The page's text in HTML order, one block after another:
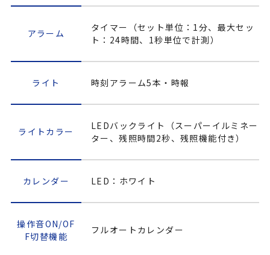
アラーム
タイマー（セット単位：1分、最大セッ
ト：24時間、1秒単位で計測）
ライト 時刻アラーム5本・時報
ライトカラー
LEDバックライト（スーパーイルミネー
ター、残照時間2秒、残照機能付き）
カレンダー LED：ホワイト
操作音ON/OF
F切替機能
フルオートカレンダー